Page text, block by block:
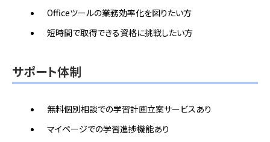
Officeツールの業務効率化を図りたい方
短時間で取得できる資格に挑戦したい方
サポート体制
無料個別相談での学習計画立案サービスあり
マイページでの学習進捗機能あり